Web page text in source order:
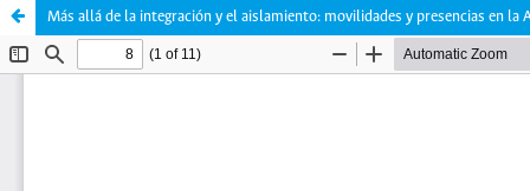
Más allá de la integración y el aislamiento: movilidades y presencias en la